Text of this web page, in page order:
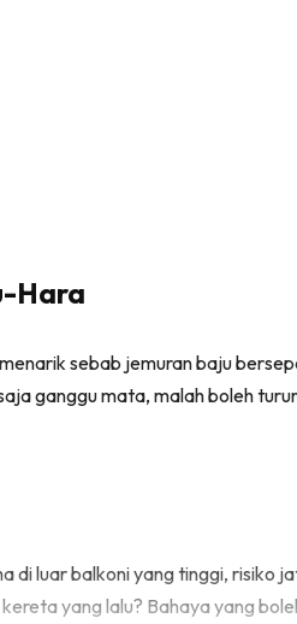
Inspirasi Selebriti
Hara
sebab jemuran baju
ganggu mata, malah boleh
luar balkoni yang tinggi, risiko
yang lalu? Bahaya yang